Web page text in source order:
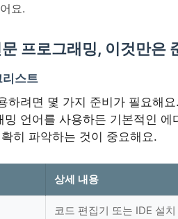
요.
프로그래밍, 이것만은
리스트
하려면 몇 가지 준비가 필요해
밍 언어를 사용하든 기본적인
히 파악하는 것이 중요해요.
상세 내용
코드 편집기 또는 IDE 설치